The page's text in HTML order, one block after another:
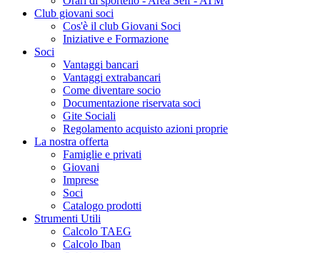
Club giovani soci
Cos'è il club Giovani Soci
Iniziative e Formazione
Soci
Vantaggi bancari
Vantaggi extrabancari
Come diventare socio
Documentazione riservata soci
Gite Sociali
Regolamento acquisto azioni proprie
La nostra offerta
Famiglie e privati
Giovani
Imprese
Soci
Catalogo prodotti
Strumenti Utili
Calcolo TAEG
Calcolo Iban